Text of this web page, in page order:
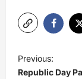
o
Previous:
Republic Day